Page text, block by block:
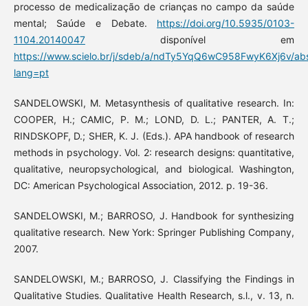
processo de medicalização de crianças no campo da saúde
mental; Saúde e Debate. https://doi.org/10.5935/0103-
1104.20140047disponível em
https://www.scielo.br/j/sdeb/a/ndTy5YqQ6wC958FwyK6Xj6v/
lang=pt
SANDELOWSKI, M. Metasynthesis of qualitative research. In:
COOPER, H.; CAMIC, P. M.; LOND, D. L.; PANTER, A. T.;
RINDSKOPF, D.; SHER, K. J. (Eds.). APA handbook of research
methods in psychology. Vol. 2: research designs: quantitative,
qualitative, neuropsychological, and biological. Washington,
DC: American Psychological Association, 2012. p. 19-36.
SANDELOWSKI, M.; BARROSO, J. Handbook for synthesizing
qualitative research. New York: Springer Publishing Company,
2007.
SANDELOWSKI, M.; BARROSO, J. Classifying the Findings in
Qualitative Studies. Qualitative Health Research, s.l., v. 13, n.